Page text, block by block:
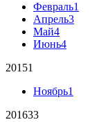
Февраль1
Апрель3
Май4
Июнь4
20151
Ноябрь1
201633